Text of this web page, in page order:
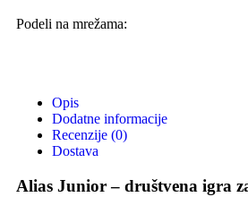
Podeli na mrežama:
Opis
Dodatne informacije
Recenzije (0)
Dostava
Alias Junior – društvena igra